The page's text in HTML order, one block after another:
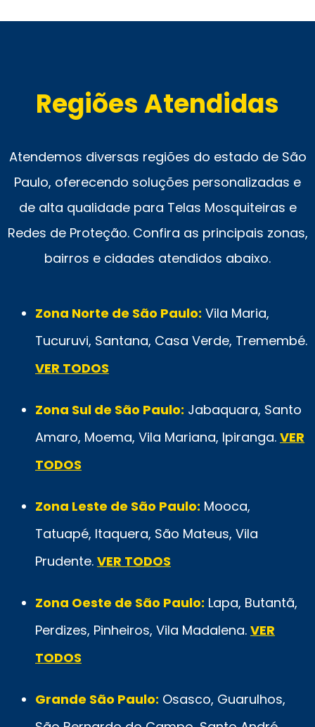
Regiões Atendidas
Atendemos diversas regiões do estado de São
Paulo, oferecendo soluções personalizadas e
de alta qualidade para Telas Mosquiteiras e
Redes de Proteção. Confira as principais zonas,
bairros e cidades atendidos abaixo.
Zona Norte de São Paulo: Vila Maria,
Tucuruvi, Santana, Casa Verde, Tremembé.
VER TODOS
Zona Sul de São Paulo: Jabaquara, Santo
Amaro, Moema, Vila Mariana, Ipiranga. VER
TODOS
Zona Leste de São Paulo: Mooca,
Tatuapé, Itaquera, São Mateus, Vila
Prudente. VER TODOS
Zona Oeste de São Paulo: Lapa, Butantã,
Perdizes, Pinheiros, Vila Madalena. VER
TODOS
Grande São Paulo: Osasco, Guarulhos,